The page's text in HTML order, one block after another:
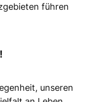
führen
unseren